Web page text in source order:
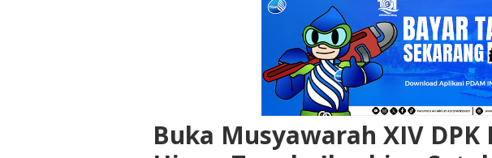
Buka Musyawarah XIV DPK